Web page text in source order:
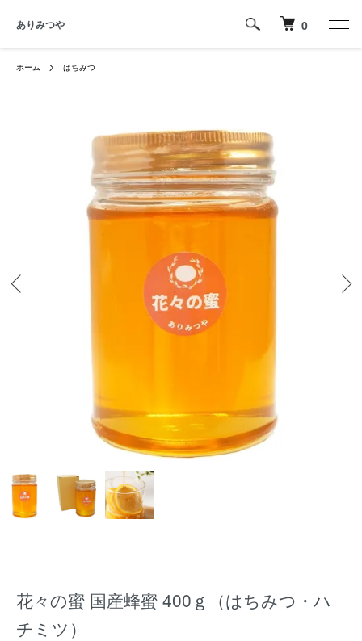
ありみつや 0
ホーム はちみつ
花々の蜜 国産蜂蜜 400ｇ（はちみつ・ハ
チミツ）